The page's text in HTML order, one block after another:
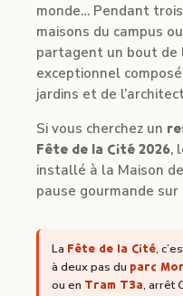
monde… Pendant
maisons du campus
partagent un bout de
exceptionnel
jardins et de
Si vous cherchez un
Fête de la Cité 2026,
installé à la Maison
pause gourmande
La Fête de la Cité,
à deux pas du parc
ou en Tram T3a, arrêt